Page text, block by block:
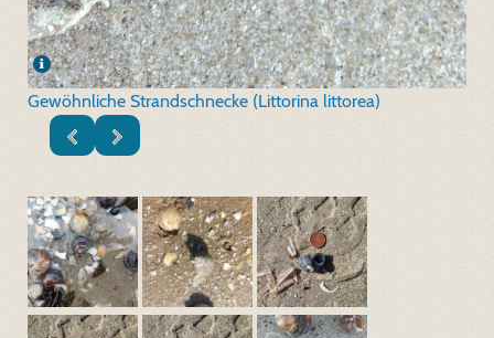
Gewöhnliche Strandschnecke (Littorina littorea)